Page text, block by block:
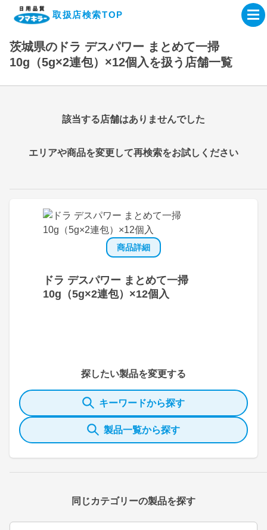
取扱店検索TOP
企業・IR情報サイト
製品情報サイト
オンラインショップ
製品検索はこちら
取扱店検索はこちら
茨城県のドラ デスパワー まとめて一掃
10g（5g×2連包）×12個入を扱う店舗一覧
商品詳細
ドラ デスパワー まとめて一掃
10g（5g×2連包）×12個入
探したい製品を変更する
キーワードから探す
製品一覧から探す
同じカテゴリーの製品を探す
該当する店舗はありませんでした
エリアや商品を変更して再検索をお試しください